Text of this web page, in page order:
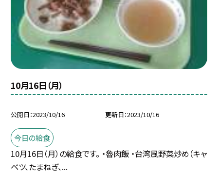
10月16日（月）
公開日 2023/10/16 更新日 2023/10/16
今日の給食
10月16日（月）の給食です。 ・魯肉飯 ・台湾風野菜炒め（キャ
ベツ、たまねぎ、...